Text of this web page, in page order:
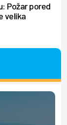
Požar pored
velika